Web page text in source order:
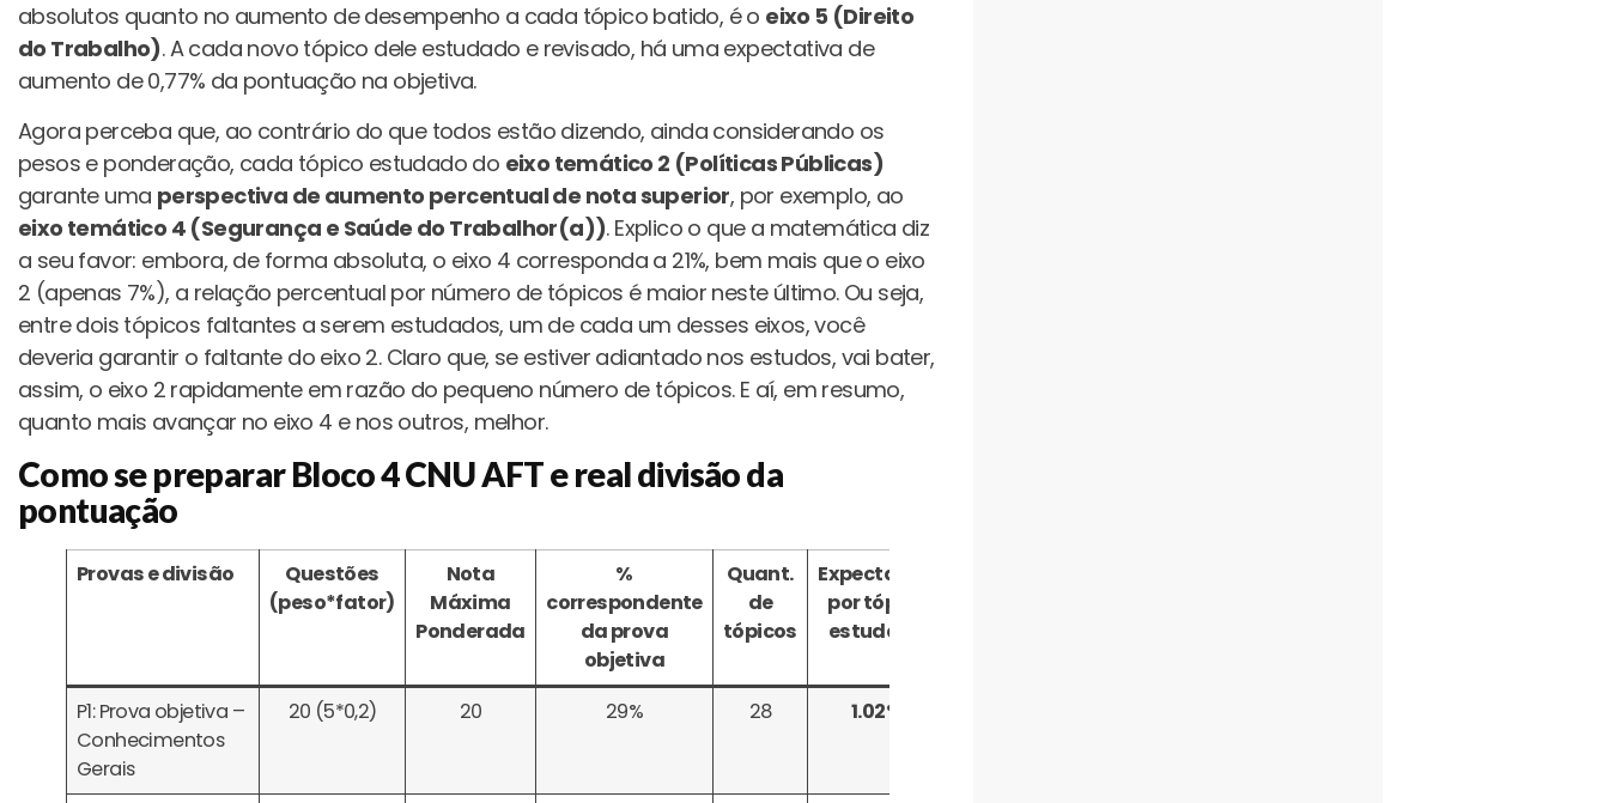
absolutos quanto no aumento de desempenho a cada tópico batido, é o eixo 5 (Direito
do Trabalho). A cada novo tópico dele estudado e revisado, há uma expectativa de
aumento de 0,77% da pontuação na objetiva.
Agora perceba que, ao contrário do que todos estão dizendo, ainda considerando os
pesos e ponderação, cada tópico estudado do eixo temático 2 (Políticas Públicas)
garante uma perspectiva de aumento percentual de nota superior, por exemplo, ao
eixo temático 4 (Segurança e Saúde do Trabalhor(a)). Explico o que a matemática diz
a seu favor: embora, de forma absoluta, o eixo 4 corresponda a 21%, bem mais que o eixo
2 (apenas 7%), a relação percentual por número de tópicos é maior neste último. Ou seja,
entre dois tópicos faltantes a serem estudados, um de cada um desses eixos, você
deveria garantir o faltante do eixo 2. Claro que, se estiver adiantado nos estudos, vai bater,
assim, o eixo 2 rapidamente em razão do pequeno número de tópicos. E aí, em resumo,
quanto mais avançar no eixo 4 e nos outros, melhor.
Como se preparar Bloco 4 CNU AFT e real divisão da
pontuação
Provas e divisão
Questões
(peso*fator)
Nota
Máxima
Ponderada
%
correspondente
da prova
objetiva
Quant.
de
tópicos
Expectativa
por tópico
estudado
P1: Prova objetiva –
Conhecimentos
Gerais
20 (5*0,2) 20 29% 28 1.02%